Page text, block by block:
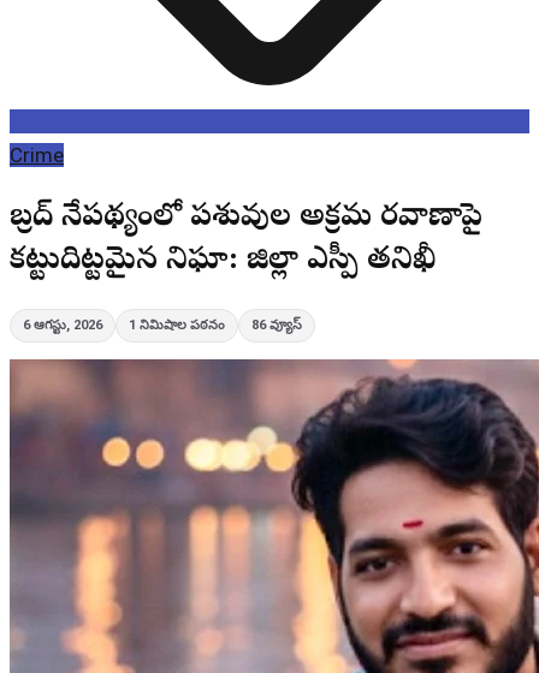
Crime
బక్రీద్ నేపథ్యంలో పశువుల అక్రమ రవాణాపై
కట్టుదిట్టమైన నిఘా: జిల్లా ఎస్పీ తనిఖీ
6 ఆగస్టు, 2026 1 నిమిషాల పఠనం 86 వ్యూస్